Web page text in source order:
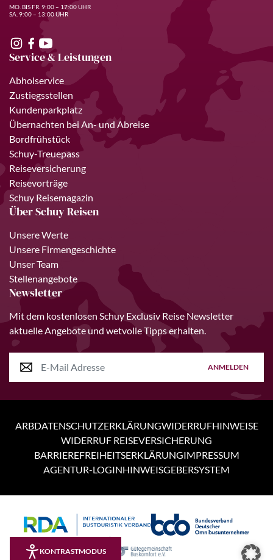
5 Tage
KONTRASTMODUS
MO. BIS FR. 9:00 – 17:00 UHR
SA. 9:00 – 13:00 UHR
Service & Leistungen
Abholservice
Zustiegsstellen
Kundenparkplatz
Übernachten bei An- und Abreise
Bordfrühstück
Schuy-Treuepass
Reiseversicherung
Reisevorträge
Schuy Reisemagazin
Über Schuy Reisen
Unsere Werte
Unsere Firmengeschichte
Unser Team
Stellenangebote
Newsletter
Mit dem kostenlosen Schuy Exclusiv Reise Newsletter
aktuelle Angebote und wetvolle Tipps erhalten.
ANMELDEN
ARBDATENSCHUTZERKLÄRUNGWIDERRUFHINWEISE
WIDERRUF REISEVERSICHERUNG
BARRIEREFREIHEITSERKLÄRUNGIMPRESSUM
AGENTUR-LOGINHINWEISGEBERSYSTEM